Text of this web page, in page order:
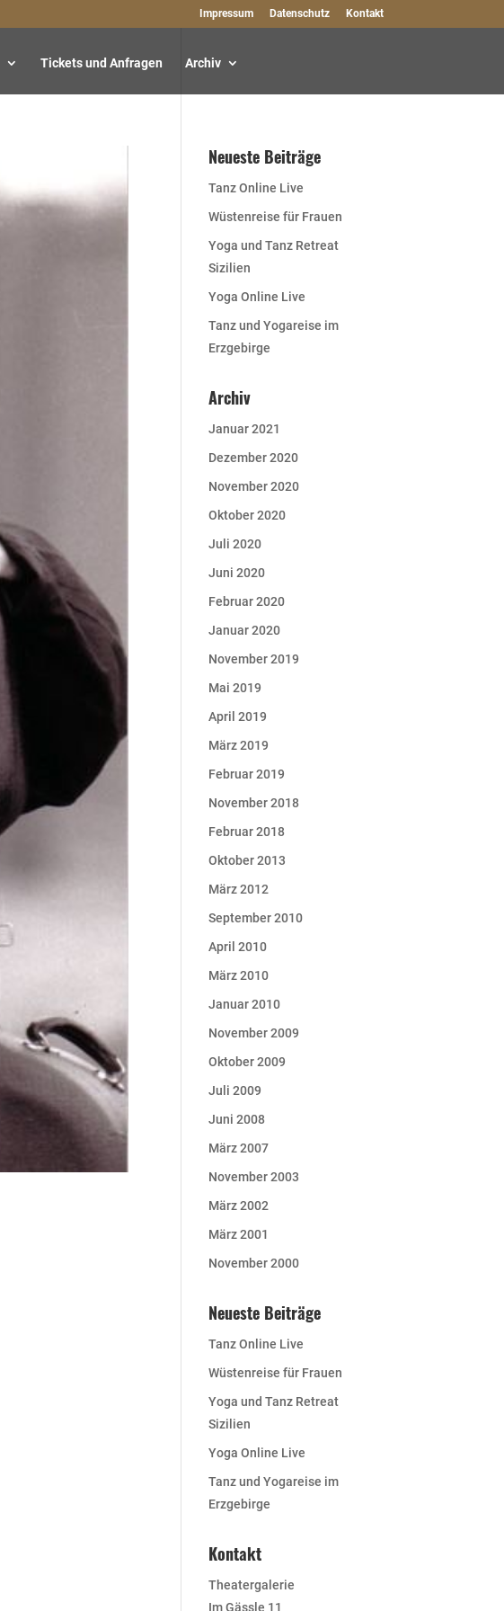
Impressum Datenschutz Kontakt
Tickets und Anfragen Archiv
Neueste Beiträge
Tanz Online Live
Wüstenreise für Frauen
Yoga und Tanz Retreat
Sizilien
Yoga Online Live
Tanz und Yogareise im
Erzgebirge
Archiv
Januar 2021
Dezember 2020
November 2020
Oktober 2020
Juli 2020
Juni 2020
Februar 2020
Januar 2020
November 2019
Mai 2019
April 2019
März 2019
Februar 2019
November 2018
Februar 2018
Oktober 2013
März 2012
September 2010
April 2010
März 2010
Januar 2010
November 2009
Oktober 2009
Juli 2009
Juni 2008
März 2007
November 2003
März 2002
März 2001
November 2000
Neueste Beiträge
Tanz Online Live
Wüstenreise für Frauen
Yoga und Tanz Retreat
Sizilien
Yoga Online Live
Tanz und Yogareise im
Erzgebirge
Kontakt
Theatergalerie
Im Gässle 11